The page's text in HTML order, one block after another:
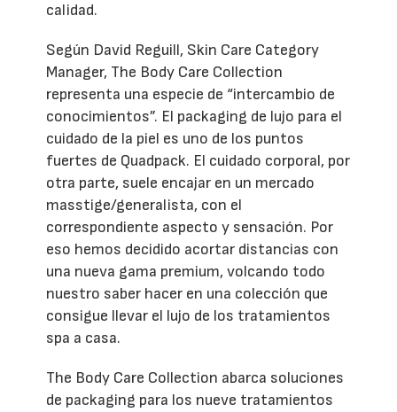
calidad.
Según David Reguill, Skin Care Category
Manager, The Body Care Collection
representa una especie de “intercambio de
conocimientos”. El packaging de lujo para el
cuidado de la piel es uno de los puntos
fuertes de Quadpack. El cuidado corporal, por
otra parte, suele encajar en un mercado
masstige/generalista, con el
correspondiente aspecto y sensación. Por
eso hemos decidido acortar distancias con
una nueva gama premium, volcando todo
nuestro saber hacer en una colección que
consigue llevar el lujo de los tratamientos
spa a casa.
The Body Care Collection abarca soluciones
de packaging para los nueve tratamientos